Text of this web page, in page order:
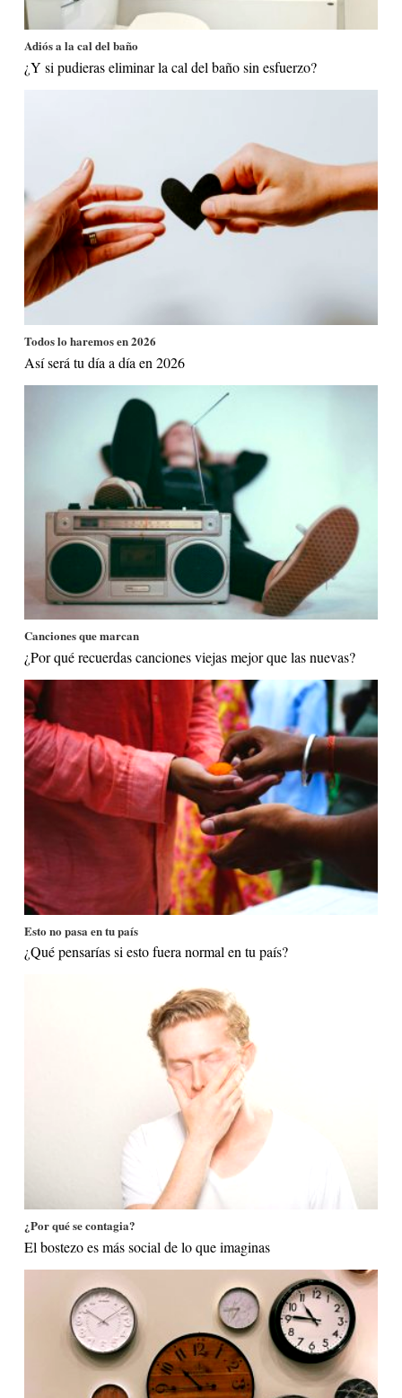
Adiós a la cal del baño
¿Y si pudieras eliminar la cal del baño sin esfuerzo?
Todos lo haremos en 2026
Así será tu día a día en 2026
Canciones que marcan
¿Por qué recuerdas canciones viejas mejor que las nuevas?
Esto no pasa en tu país
¿Qué pensarías si esto fuera normal en tu país?
¿Por qué se contagia?
El bostezo es más social de lo que imaginas